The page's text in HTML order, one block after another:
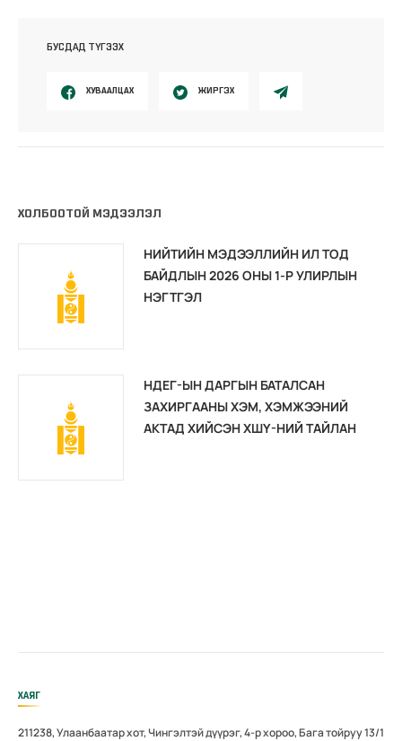
БУСДАД ТҮГЭЭХ
ХУВААЛЦАХ ЖИРГЭХ
ХОЛБООТОЙ МЭДЭЭЛЭЛ
НИЙТИЙН МЭДЭЭЛЛИЙН ИЛ ТОД
БАЙДЛЫН 2026 ОНЫ 1-Р УЛИРЛЫН
НЭГТГЭЛ
НДЕГ-ЫН ДАРГЫН БАТАЛСАН
ЗАХИРГААНЫ ХЭМ, ХЭМЖЭЭНИЙ
АКТАД ХИЙСЭН ХШҮ-НИЙ ТАЙЛАН
ХАЯГ
211238, Улаанбаатар хот, Чингэлтэй дүүрэг, 4-р хороо, Бага тойруу 13/1